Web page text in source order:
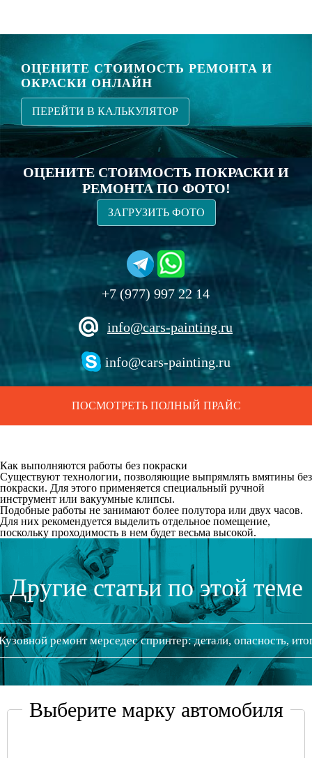
ОЦЕНИТЕ СТОИМОСТЬ РЕМОНТА И
ОКРАСКИ ОНЛАЙН
ПЕРЕЙТИ В КАЛЬКУЛЯТОР
ОЦЕНИТЕ СТОИМОСТЬ ПОКРАСКИ И
РЕМОНТА ПО ФОТО!
ЗАГРУЗИТЬ ФОТО
+7 (977) 997 22 14
info@cars-painting.ru
info@cars-painting.ru
ПОСМОТРЕТЬ ПОЛНЫЙ ПРАЙС
Как выполняются работы без покраски
Существуют технологии, позволяющие выпрямлять вмятины без
покраски. Для этого применяется специальный ручной
инструмент или вакуумные клипсы.
Подобные работы не занимают более полутора или двух часов.
Для них рекомендуется выделить отдельное помещение,
поскольку проходимость в нем будет весьма высокой.
Другие статьи по этой теме
ремонт мерседес спринтер: детали, опасность,
Выберите марку автомобиля